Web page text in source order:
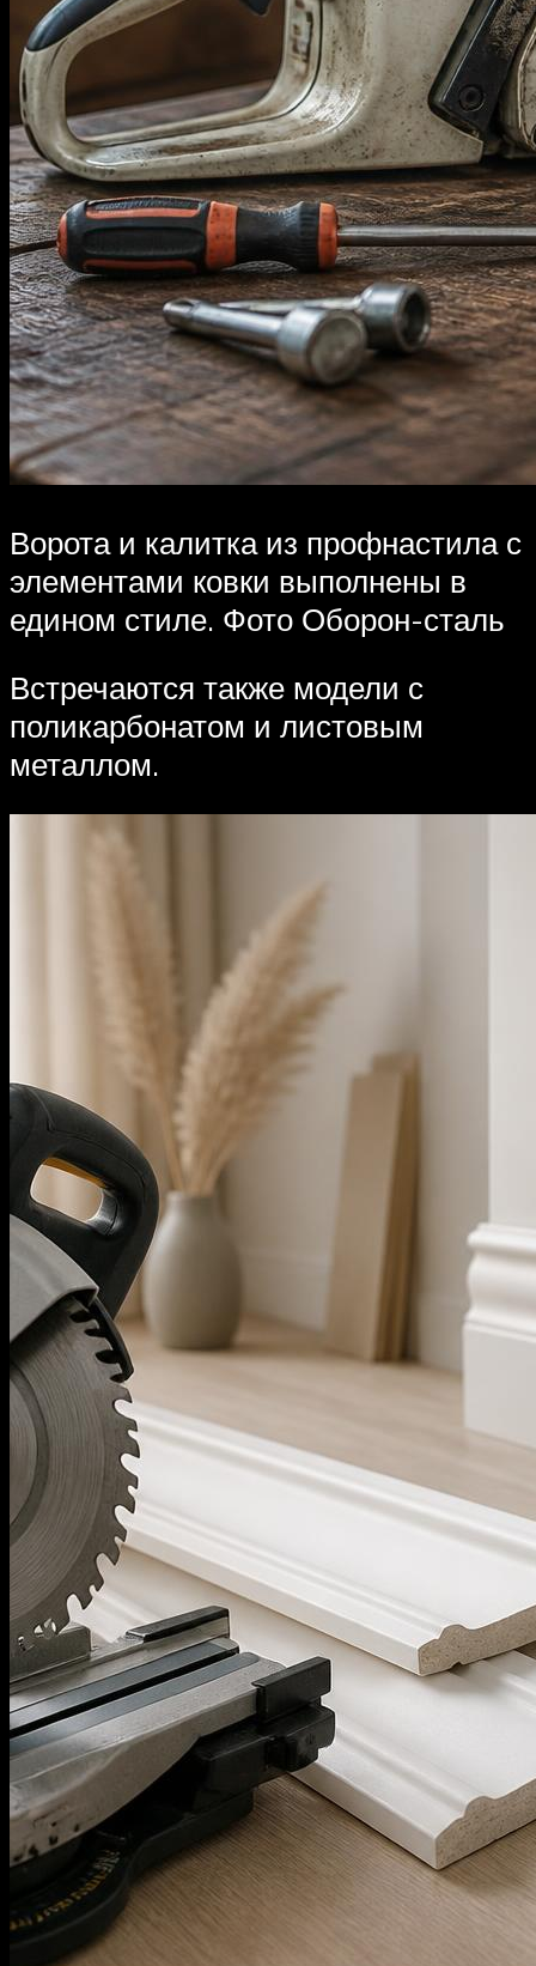
Ворота и калитка из профнастила с
элементами ковки выполнены в
едином стиле. Фото Оборон-сталь
Встречаются также модели с
поликарбонатом и листовым
металлом.